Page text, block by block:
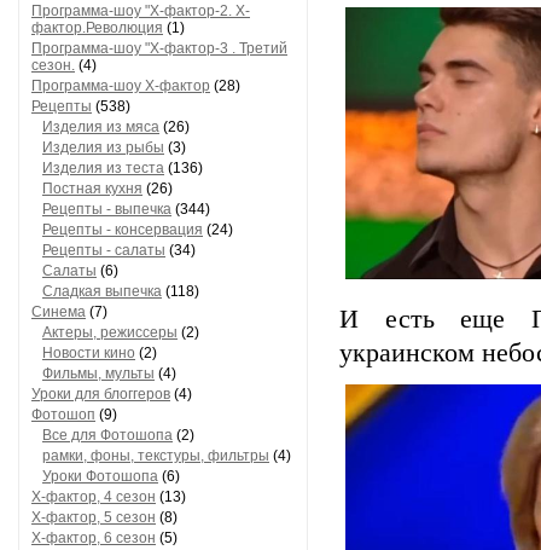
Программа-шоу "Х-фактор-2. Х-
фактор.Революция (1)
Программа-шоу "Х-фактор-3 . Третий
сезон. (4)
Программа-шоу Х-фактор (28)
Рецепты (538)
Изделия из мяса (26)
Изделия из рыбы (3)
Изделия из теста (136)
Постная кухня (26)
Рецепты - выпечка (344)
Рецепты - консервация (24)
Рецепты - салаты (34)
Салаты (6)
Сладкая выпечка (118)
Синема (7)
Актеры, режиссеры (2)
Новости кино (2)
Фильмы, мульты (4)
Уроки для блоггеров (4)
Фотошоп (9)
Все для Фотошопа (2)
рамки, фоны, текстуры, фильтры (4)
Уроки Фотошопа (6)
Х-фактор, 4 сезон (13)
Х-фактор, 5 сезон (8)
Х-фактор, 6 сезон (5)
И есть еще
украинском